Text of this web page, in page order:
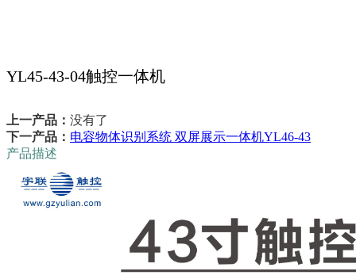
YL45-43-04触控一体机
上一产品： 没有了
下一产品： 电容物体识别系统 双屏展示一体机YL46-43
产品描述